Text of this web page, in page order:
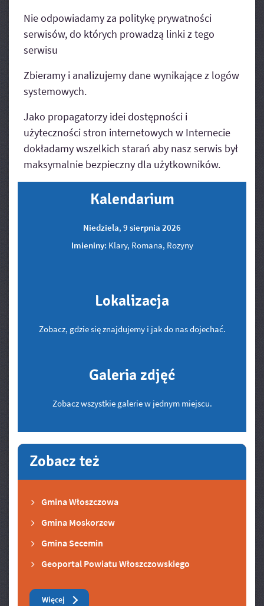
Nie odpowiadamy za politykę prywatności
serwisów, do których prowadzą linki z tego
serwisu
Zbieramy i analizujemy dane wynikające z logów
systemowych.
Jako propagatorzy idei dostępności i
użyteczności stron internetowych w Internecie
dokładamy wszelkich starań aby nasz serwis był
maksymalnie bezpieczny dla użytkowników.
Kalendarium
Niedziela, 9 sierpnia 2026
Imieniny: Klary, Romana, Rozyny
Lokalizacja
Zobacz, gdzie się znajdujemy i jak do nas dojechać.
Galeria zdjęć
Zobacz wszystkie galerie w jednym miejscu.
Zobacz też
Gmina Włoszczowa
Gmina Moskorzew
Gmina Secemin
Geoportal Powiatu Włoszczowskiego
Więcej Zobacz też